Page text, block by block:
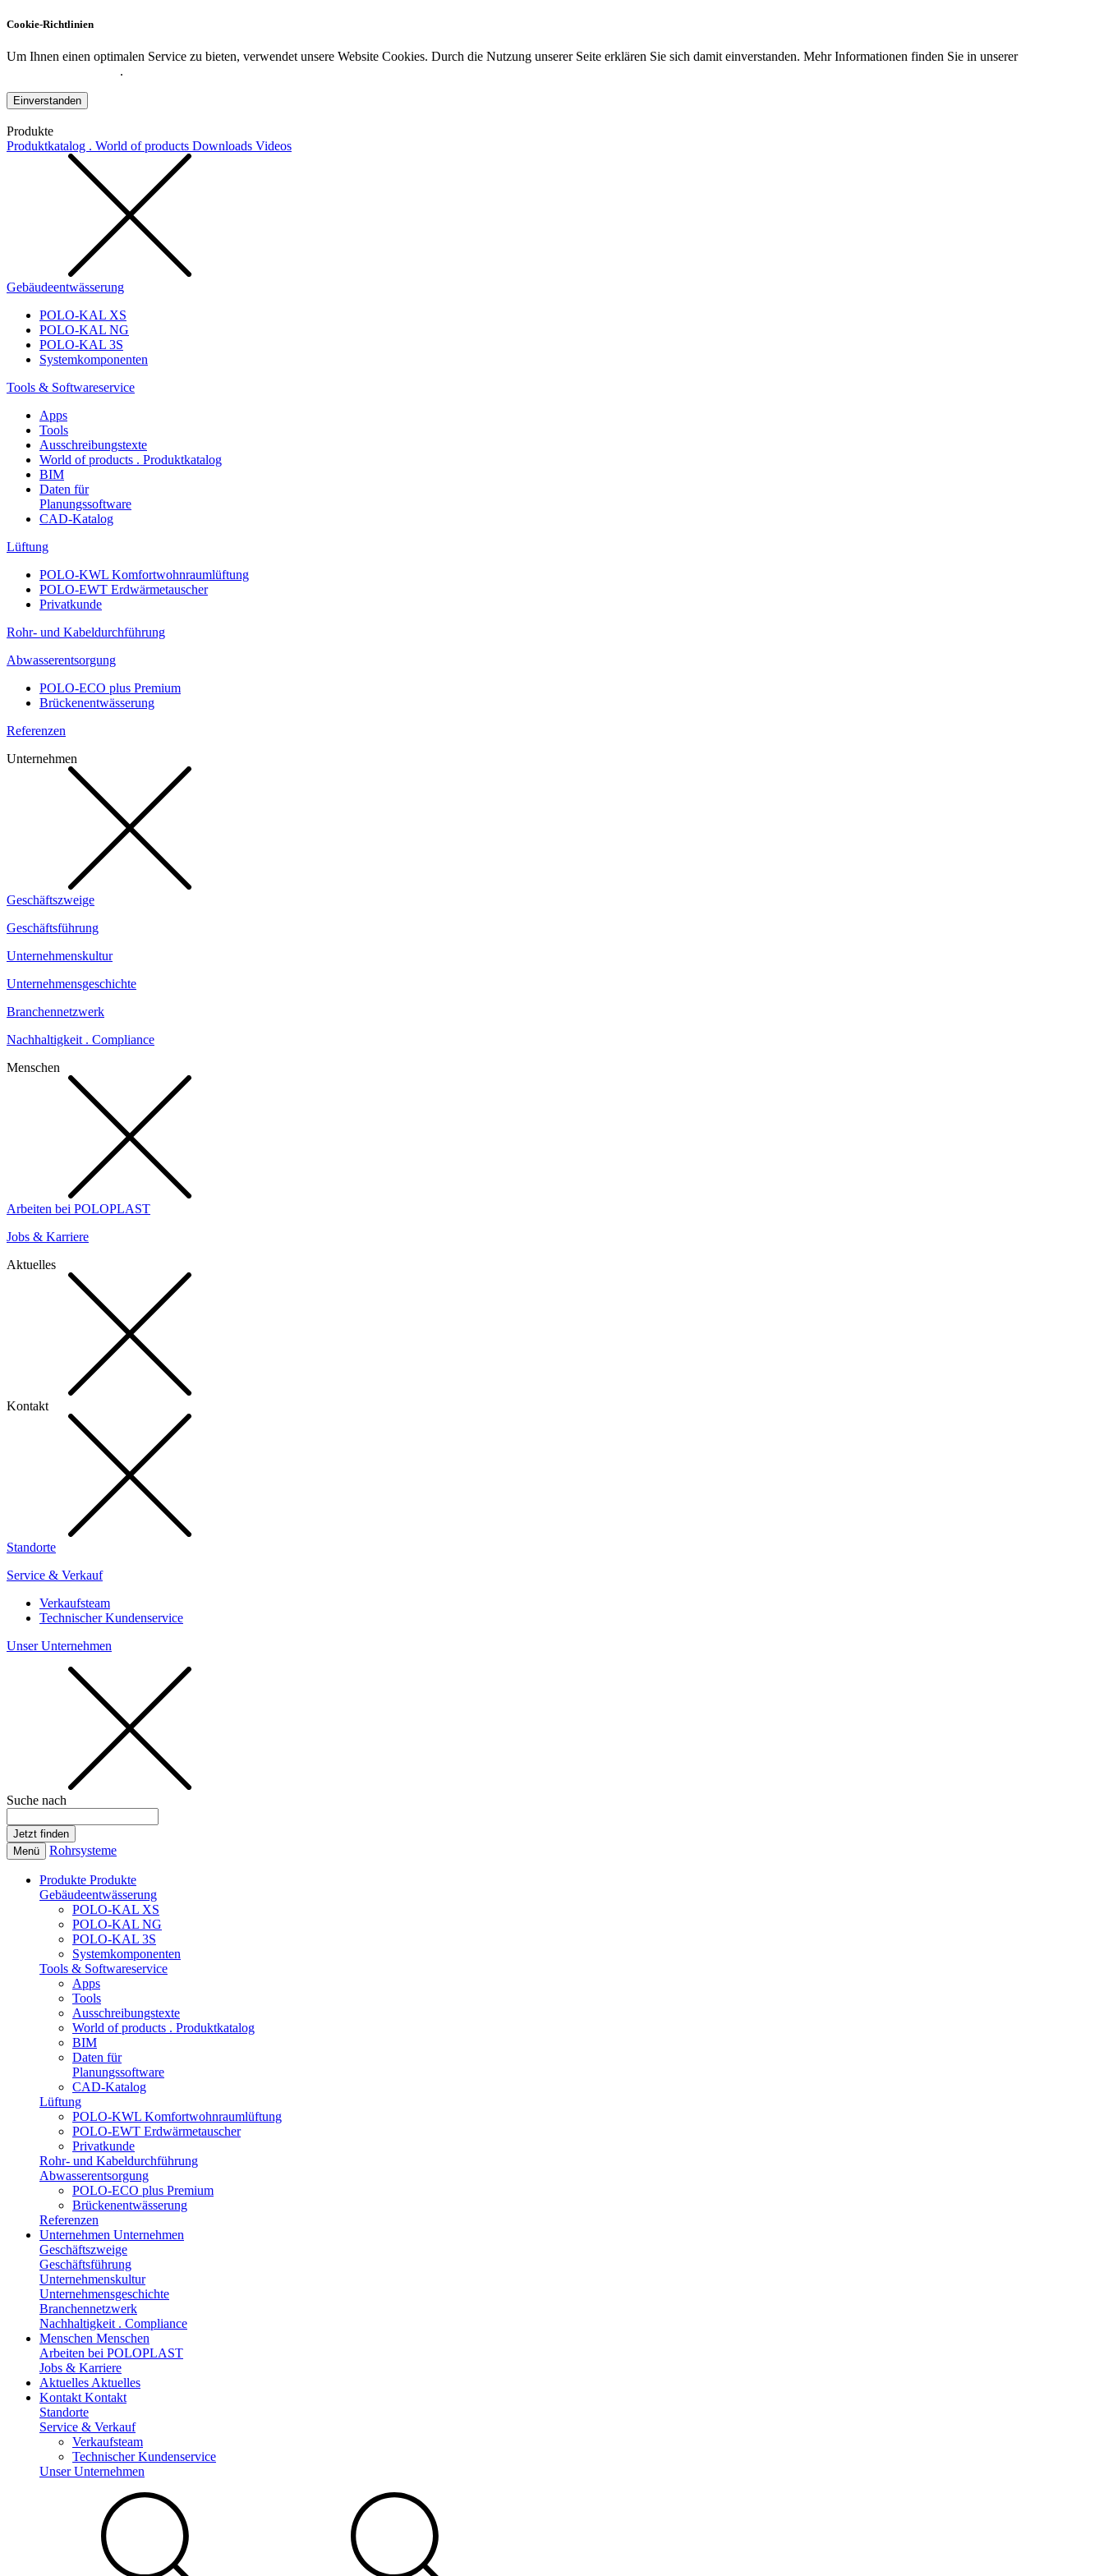
Cookie-Richtlinien
Um Ihnen einen optimalen Service zu bieten, verwendet unsere Website Cookies. Durch die Nutzung unserer Seite erklären Sie sich damit einverstanden. Mehr Informationen finden Sie in unserer
.
Einverstanden
Produkte
Produktkatalog . World of products Downloads Videos
Gebäudeentwässerung
POLO-KAL XS
POLO-KAL NG
POLO-KAL 3S
Systemkomponenten
Tools & Softwareservice
Apps
Tools
Ausschreibungstexte
World of products . Produktkatalog
BIM
Daten für
Planungssoftware
CAD-Katalog
Lüftung
POLO-KWL Komfortwohnraumlüftung
POLO-EWT Erdwärmetauscher
Privatkunde
Rohr- und Kabeldurchführung
Abwasserentsorgung
POLO-ECO plus Premium
Brückenentwässerung
Referenzen
Unternehmen
Geschäftszweige
Geschäftsführung
Unternehmenskultur
Unternehmensgeschichte
Branchennetzwerk
Nachhaltigkeit . Compliance
Menschen
Arbeiten bei POLOPLAST
Jobs & Karriere
Aktuelles
Kontakt
Standorte
Service & Verkauf
Verkaufsteam
Technischer Kundenservice
Unser Unternehmen
Suche nach
Menü Rohrsysteme
Produkte Produkte
Gebäudeentwässerung
POLO-KAL XS
POLO-KAL NG
POLO-KAL 3S
Systemkomponenten
Tools & Softwareservice
Apps
Tools
Ausschreibungstexte
World of products . Produktkatalog
BIM
Daten für
Planungssoftware
CAD-Katalog
Lüftung
POLO-KWL Komfortwohnraumlüftung
POLO-EWT Erdwärmetauscher
Privatkunde
Rohr- und Kabeldurchführung
Abwasserentsorgung
POLO-ECO plus Premium
Brückenentwässerung
Referenzen
Unternehmen Unternehmen
Geschäftszweige
Geschäftsführung
Unternehmenskultur
Unternehmensgeschichte
Branchennetzwerk
Nachhaltigkeit . Compliance
Menschen Menschen
Arbeiten bei POLOPLAST
Jobs & Karriere
Aktuelles Aktuelles
Kontakt Kontakt
Standorte
Service & Verkauf
Verkaufsteam
Technischer Kundenservice
Unser Unternehmen